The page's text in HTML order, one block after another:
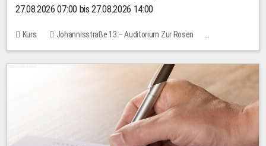
27.08.2026 07:00 bis 27.08.2026 14:00
Kurs
Johannisstraße 13 – Auditorium Zur Rosen
11 Plätze